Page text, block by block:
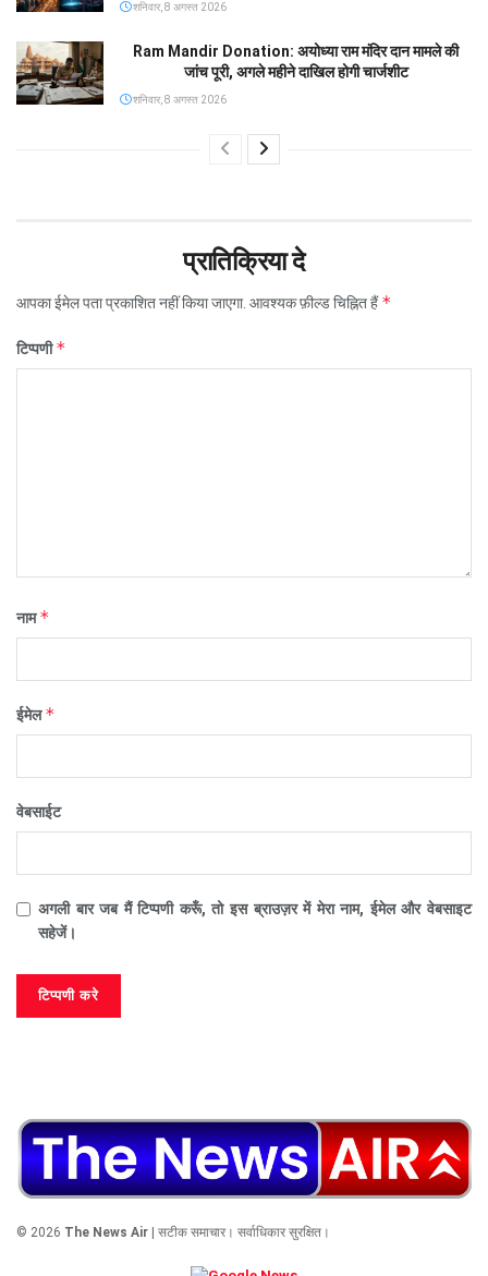
शनिवार, 8 अगस्त 2026
Ram Mandir Donation: अयोध्या राम मंदिर दान मामले की
जांच पूरी, अगले महीने दाखिल होगी चार्जशीट
शनिवार, 8 अगस्त 2026
प्रातिक्रिया दे
आपका ईमेल पता प्रकाशित नहीं किया जाएगा. आवश्यक फ़ील्ड चिह्नित हैं*
टिप्पणी*
नाम*
ईमेल*
वेबसाईट
अगली बार जब मैं टिप्पणी करूँ, तो इस ब्राउज़र में मेरा नाम, ईमेल और वेबसाइट
सहेजें।
© 2026 The News Air | सटीक समाचार। सर्वाधिकार सुरक्षित।